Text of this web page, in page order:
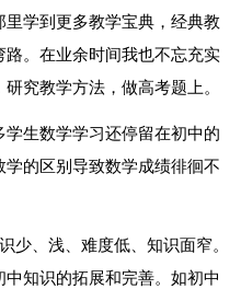
学到更多教学宝典，经典教
。在业余时间我也不忘充实
究教学方法，做高考题上。
生数学学习还停留在初中的
的区别导致数学成绩徘徊不
少、浅、难度低、知识面窄。
知识的拓展和完善。如初中